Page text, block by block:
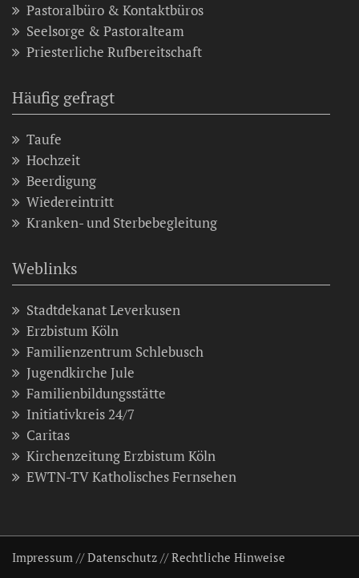
Pastoralbüro & Kontaktbüros
Seelsorge & Pastoralteam
Priesterliche Rufbereitschaft
Häufig gefragt
Taufe
Hochzeit
Beerdigung
Wiedereintritt
Kranken- und Sterbebegleitung
Weblinks
Stadtdekanat Leverkusen
Erzbistum Köln
Familienzentrum Schlebusch
Jugendkirche Jule
Familienbildungsstätte
Initiativkreis 24/7
Caritas
Kirchenzeitung Erzbistum Köln
EWTN-TV Katholisches Fernsehen
Impressum //Datenschutz //Rechtliche Hinweise